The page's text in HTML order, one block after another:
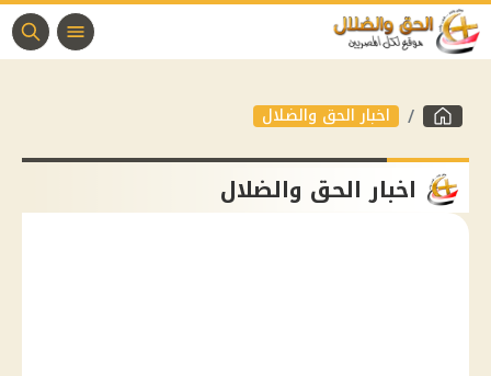
اخبار الحق والضلال
اخبار الحق والضلال